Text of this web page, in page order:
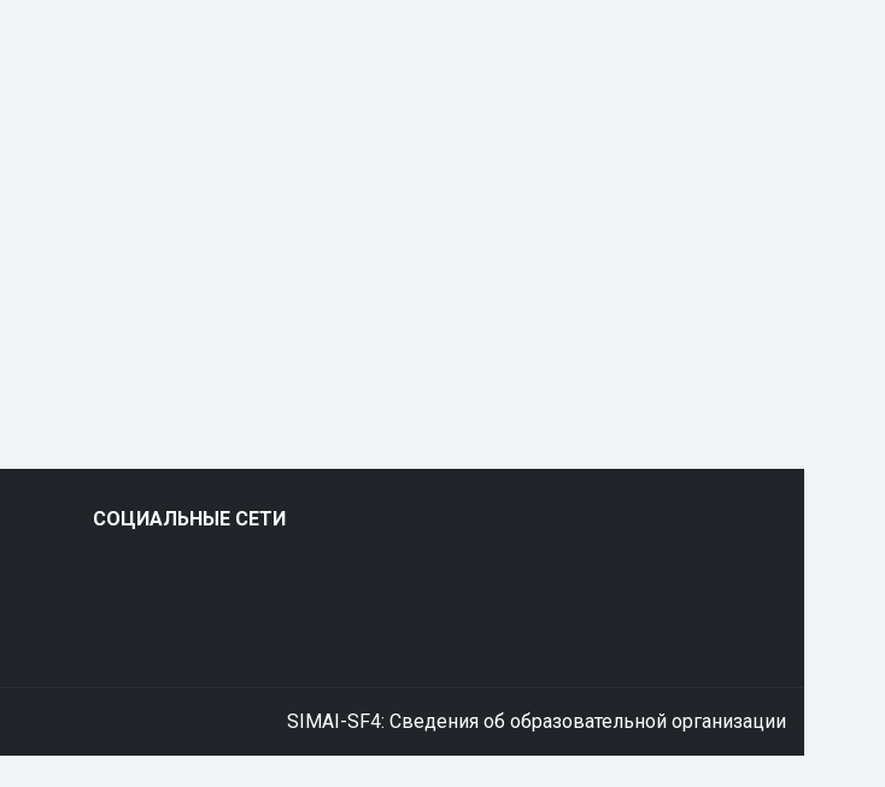
СОЦИАЛЬНЫЕ СЕТИ
SIMAI-SF4: Сведения об образовательной организации